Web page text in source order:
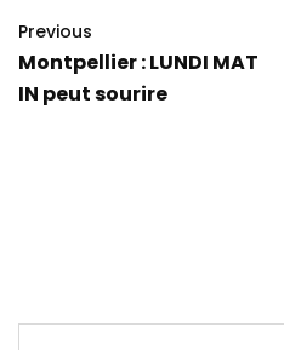
Previous
Montpellier : LUNDI MAT
IN peut sourire